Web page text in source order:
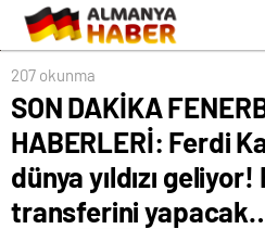
Fenerbahçe yılın transferini
207 okunma
SON DAKİKA
HABERLERİ: Ferdi
dünya yıldızı
transferini